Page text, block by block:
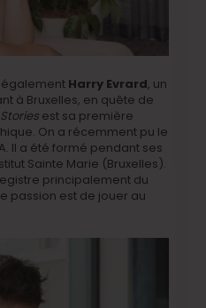
Harry Evrard, un
à Bruxelles, en quête de
est sa première
On a récemment pu le
Il a été formé pendant ses
Sainte Marie (Bruxelles).
principalement du
passion est de jouer au